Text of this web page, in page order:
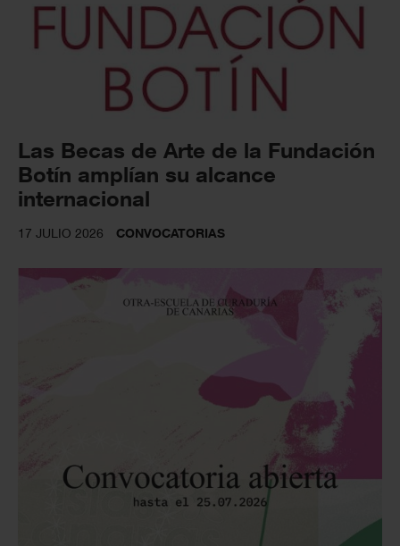
Las Becas de Arte de la Fundación
Botín amplían su alcance
internacional
17 JULIO 2026 CONVOCATORIAS